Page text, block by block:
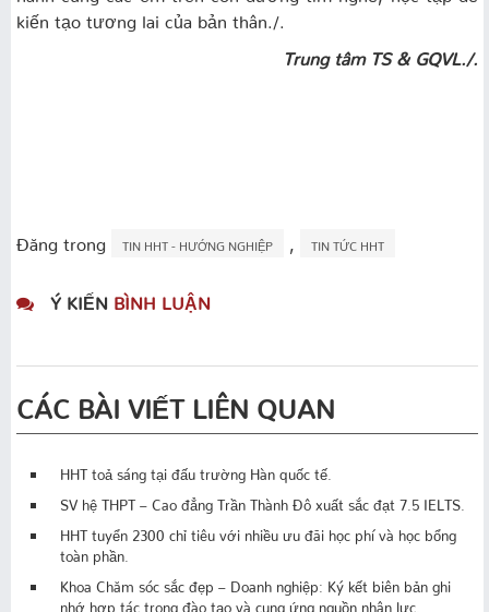
kiến tạo tương lai của bản thân./.
Trung tâm TS & GQVL./.
Đăng trong TIN HHT - HƯỚNG NGHIỆP TIN TỨC HHT
Ý KIẾN BÌNH LUẬN
CÁC BÀI VIẾT LIÊN QUAN
HHT toả sáng tại đấu trường Hàn quốc tế.
SV hệ THPT – Cao đẳng Trần Thành Đô xuất sắc đạt 7.5 IELTS.
HHT tuyển 2300 chỉ tiêu với nhiều ưu đãi học phí và học bổng
toàn phần.
Khoa Chăm sóc sắc đẹp – Doanh nghiệp: Ký kết biên bản ghi
nhớ hợp tác trong đào tạo và cung ứng nguồn nhân lực.